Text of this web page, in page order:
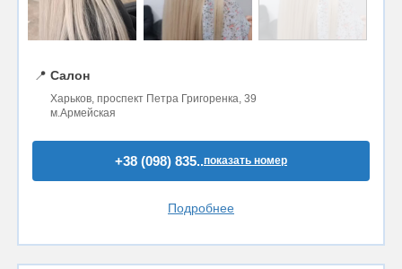
📍 Салон
Харьков, проспект Петра Григоренка, 39
м.Армейская
+38 (098) 835..показать номер
Подробнее